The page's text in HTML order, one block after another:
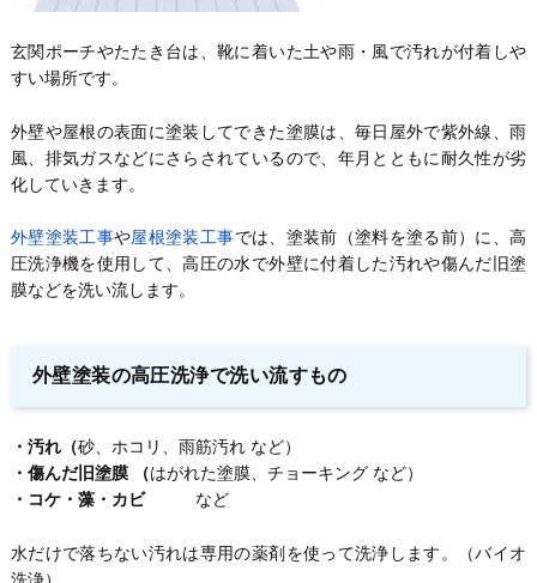
玄関ポーチやたたき台は、靴に着いた土や雨・風で汚れが付着しや
すい場所です。
外壁や屋根の表面に塗装してできた塗膜は、毎日屋外で紫外線、雨
風、排気ガスなどにさらされているので、年月とともに耐久性が劣
化していきます。
外壁塗装工事や屋根塗装工事では、塗装前（塗料を塗る前）に、高
圧洗浄機を使用して、高圧の水で外壁に付着した汚れや傷んだ旧塗
膜などを洗い流します。
外壁塗装の高圧洗浄で洗い流すもの
・汚れ（砂、ホコリ、雨筋汚れ など）
・傷んだ旧塗膜 （はがれた塗膜、チョーキング など）
・コケ・藻・カビなど
水だけで落ちない汚れは専用の薬剤を使って洗浄します。（バイオ
洗浄）